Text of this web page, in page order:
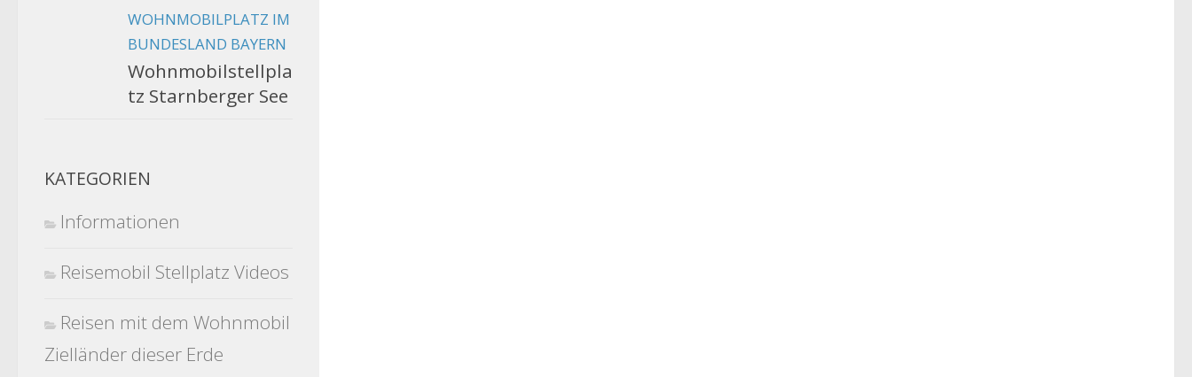
WOHNMOBILPLATZ IM
BUNDESLAND BAYERN
Wohnmobilstellpla
tz Starnberger See
KATEGORIEN
Informationen
Reisemobil Stellplatz Videos
Reisen mit dem Wohnmobil
Zielländer dieser Erde